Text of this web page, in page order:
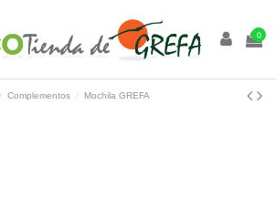
0
Complementos Mochila GREFA